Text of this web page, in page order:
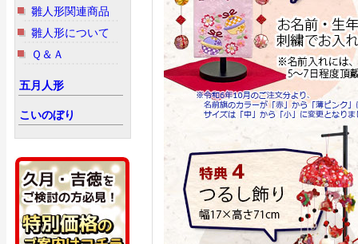
雛人形関連商品
雛人形について
Ｑ＆Ａ
五月人形
こいのぼり